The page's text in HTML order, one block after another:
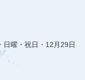
日曜・祝日・12月29日